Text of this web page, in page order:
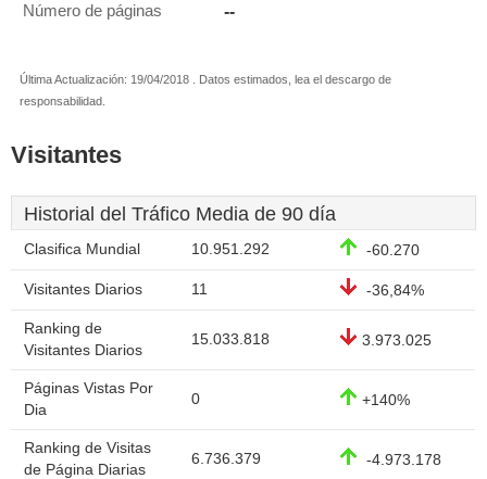
Número de páginas --
Última Actualización: 19/04/2018 . Datos estimados, lea el descargo de
responsabilidad.
Visitantes
Historial del Tráfico Media de 90 día
Clasifica Mundial 10.951.292 -60.270
Visitantes Diarios 11 -36,84%
Ranking de
Visitantes Diarios
15.033.818 3.973.025
Páginas Vistas Por
Dia
0 +140%
Ranking de Visitas
de Página Diarias
6.736.379 -4.973.178